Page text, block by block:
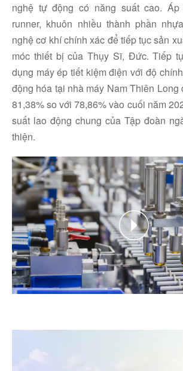
nghệ tự động có năng suất cao.
runner, khuôn nhiều thành phần
nghệ cơ khí chính xác để tiếp tục sản
móc thiết bị của Thụy Sĩ, Đức. Tiếp
dụng máy ép tiết kiệm điện với độ
động hóa tại nhà máy Nam Thiên Long
81,38% so với 78,86% vào cuối năm
suất lao động chung của Tập đoàn
thiện.